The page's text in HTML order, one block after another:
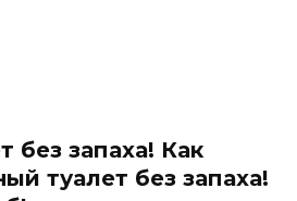
без запаха! Как
туалет без запаха!